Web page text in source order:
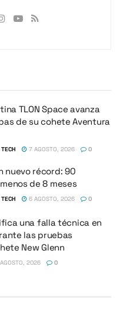
TLON Space avanza
de su cohete Aventura
7 AGOSTO, 2026 0
nuevo récord: 90
de 8 meses
6 AGOSTO, 2026 0
una falla técnica en
las pruebas
New Glenn
2026 0